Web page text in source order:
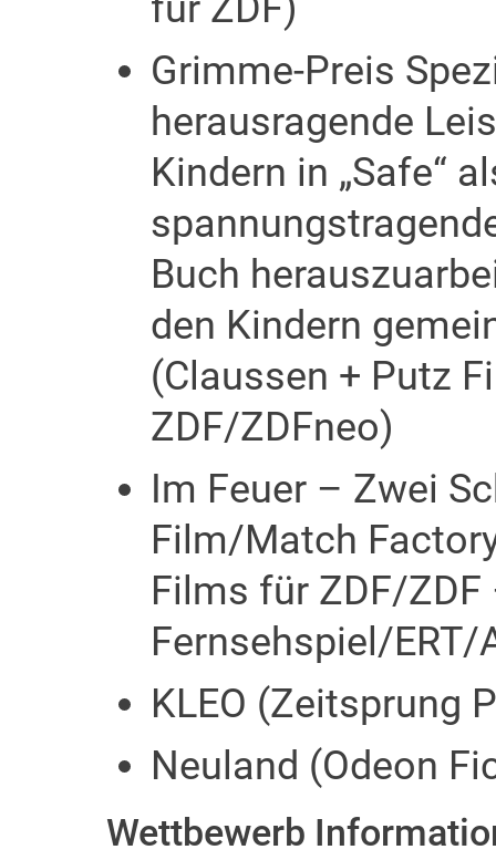
Grimme-Preis
herausragende
Kindern in „Safe“
Buch
den Kindern
(Claussen + Putz
ZDF/ZDFneo)
Im Feuer – Zwei
Film/Match
Films für ZDF/
Fernsehspiel/ERT/
KLEO (Zeitsprung
Neuland (Odeon
Wettbewerb